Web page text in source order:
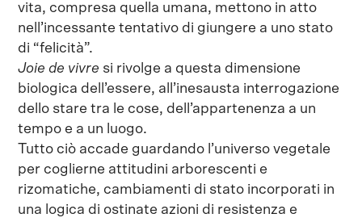
vita, compresa quella umana, mettono in atto
nell’incessante tentativo di giungere a uno stato
di “felicità”.
Joie de vivre si rivolge a questa dimensione
biologica dell’essere, all’inesausta interrogazione
dello stare tra le cose, dell’appartenenza a un
tempo e a un luogo.
Tutto ciò accade guardando l’universo vegetale
per coglierne attitudini arborescenti e
rizomatiche, cambiamenti di stato incorporati in
una logica di ostinate azioni di resistenza e